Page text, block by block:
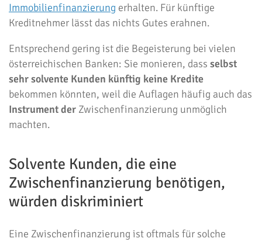
Immobilienfinanzierung erhalten. Für künftige
Kreditnehmer lässt das nichts Gutes erahnen.
Entsprechend gering ist die Begeisterung bei vielen
österreichischen Banken: Sie monieren, dass selbst
sehr solvente Kunden künftig keine Kredite
bekommen könnten, weil die Auflagen häufig auch das
Instrument der Zwischenfinanzierung unmöglich
machten.
Solvente Kunden, die eine
Zwischenfinanzierung benötigen,
würden diskriminiert
Eine Zwischenfinanzierung ist oftmals für solche